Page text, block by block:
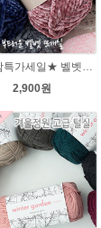
★마감특가세일★ 벨벳털실100g 부드러운뜨개실 극세사 샤넬 뜨개실
2,900원